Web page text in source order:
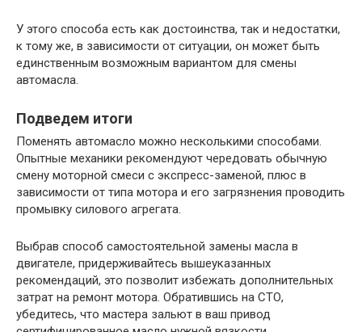
У этого способа есть как достоинства, так и недостатки,
к тому же, в зависимости от ситуации, он может быть
единственным возможным вариантом для смены
автомасла.
Подведем итоги
Поменять автомасло можно несколькими способами.
Опытные механики рекомендуют чередовать обычную
смену моторной смеси с экспресс-заменой, плюс в
зависимости от типа мотора и его загрязнения проводить
промывку силового агрегата.
Выбрав способ самостоятельной замены масла в
двигателе, придерживайтесь вышеуказанных
рекомендаций, это позволит избежать дополнительных
затрат на ремонт мотора. Обратившись на СТО,
убедитесь, что мастера зальют в ваш привод